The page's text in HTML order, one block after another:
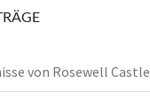
von Rosewell Castle